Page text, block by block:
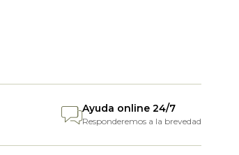
Ayuda online 24/7
Responderemos a la brevedad